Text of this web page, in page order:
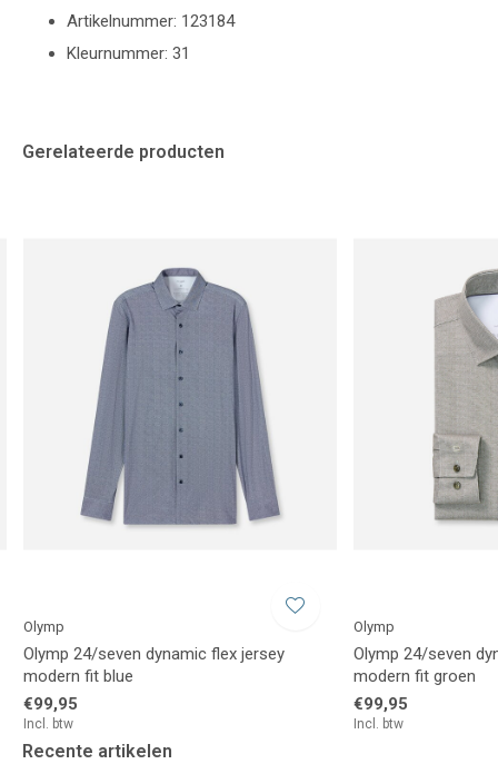
Artikelnummer: 123184
Kleurnummer: 31
Gerelateerde producten
Olymp
Olymp 24/seven dynamic flex jersey
modern fit blue
€99,95
Incl. btw
Olymp
Olymp 24/seven
modern fit groen
€99,95
Incl. btw
Recente artikelen